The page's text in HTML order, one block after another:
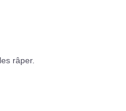
râper.